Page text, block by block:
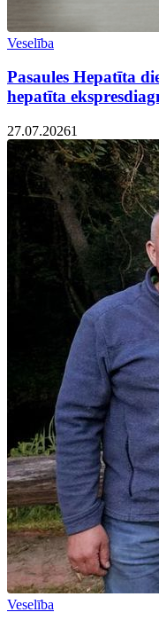
Veselība
Pasaules Hepatīta
hepatīta
27.07.20261
Veselība